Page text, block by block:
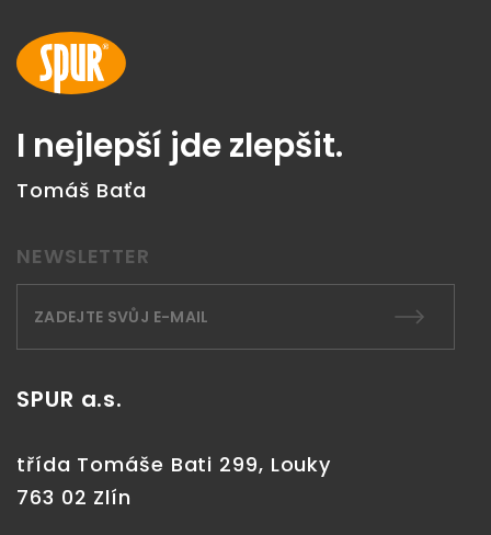
I nejlepší jde zlepšit.
Tomáš Baťa
NEWSLETTER
SPUR a.s.
třída Tomáše Bati 299, Louky
763 02 Zlín